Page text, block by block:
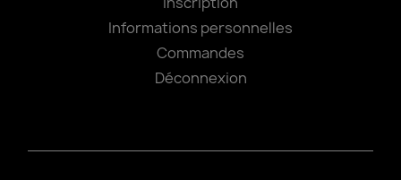
Informations personnelles
Commandes
Déconnexion